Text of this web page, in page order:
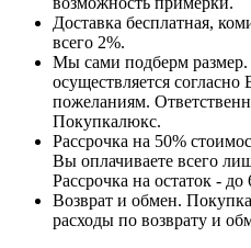
Доставка бесплатная,
всего 2%.
Мы сами подберм размер.
осуществляется
пожеланиям.
Покупкалюкс.
Рассрочка на 50%
Вы оплачиваете всего
Рассрочка на остаток - до
Возврат и обмен.
расходы по возврату и